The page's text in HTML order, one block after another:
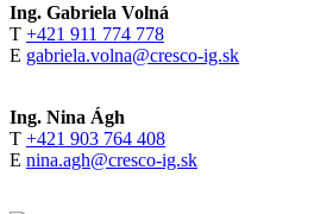
Ing. Gabriela Volná
T +421 911 774 778
E gabriela.volna@cresco-ig.sk
Ing. Nina Ágh
T +421 903 764 408
E nina.agh@cresco-ig.sk